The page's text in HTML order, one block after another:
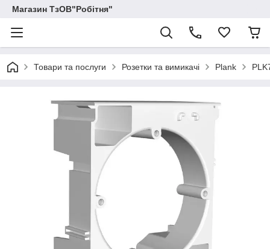
Магазин ТзОВ"Робітня"
Товари та послуги Розетки та вимикачі Plank